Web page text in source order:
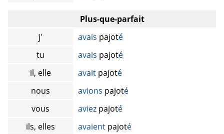
Plus-que-parfait
j'
avais pajoté
tu
avais pajoté
il, elle
avait pajoté
nous
avions pajoté
vous
aviez pajoté
ils, elles
avaient pajoté